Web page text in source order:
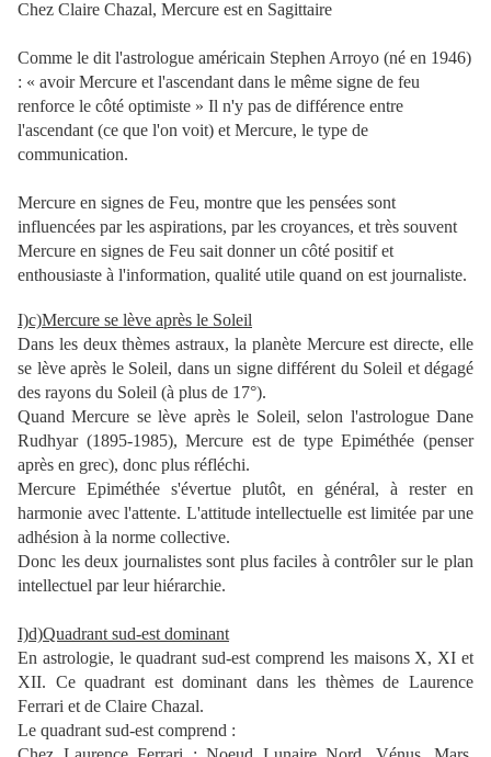
Chez Claire Chazal, Mercure est en Sagittaire
Comme le dit l'astrologue américain Stephen Arroyo (né en 1946)
: « avoir Mercure et l'ascendant dans le même signe de feu
renforce le côté optimiste » Il n'y pas de différence entre
l'ascendant (ce que l'on voit) et Mercure, le type de
communication.
Mercure en signes de Feu, montre que les pensées sont
influencées par les aspirations, par les croyances, et très souvent
Mercure en signes de Feu sait donner un côté positif et
enthousiaste à l'information, qualité utile quand on est journaliste.
I)c)Mercure se lève après le Soleil
Dans les deux thèmes astraux, la planète Mercure est directe, elle
se lève après le Soleil, dans un signe différent du Soleil et dégagé
des rayons du Soleil (à plus de 17°).
Quand Mercure se lève après le Soleil, selon l'astrologue Dane
Rudhyar (1895-1985), Mercure est de type Epiméthée (penser
après en grec), donc plus réfléchi.
Mercure Epiméthée s'évertue plutôt, en général, à rester en
harmonie avec l'attente. L'attitude intellectuelle est limitée par une
adhésion à la norme collective.
Donc les deux journalistes sont plus faciles à contrôler sur le plan
intellectuel par leur hiérarchie.
I)d)Quadrant sud-est dominant
En astrologie, le quadrant sud-est comprend les maisons X, XI et
XII. Ce quadrant est dominant dans les thèmes de Laurence
Ferrari et de Claire Chazal.
Le quadrant sud-est comprend :